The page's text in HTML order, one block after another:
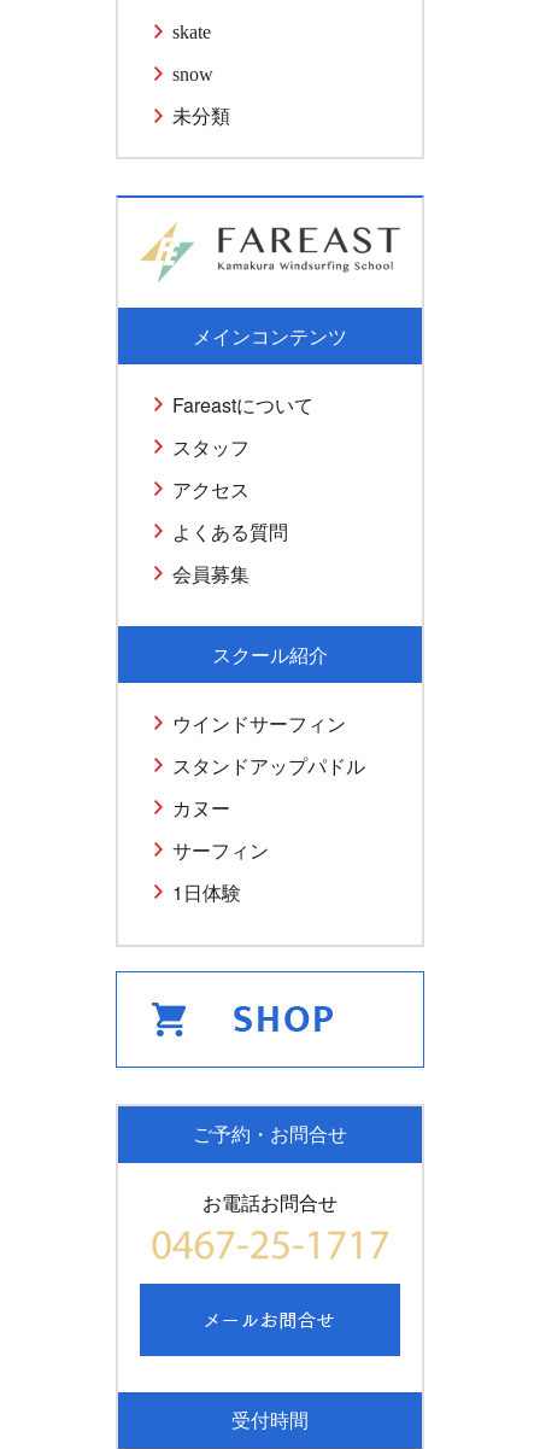
skate
snow
未分類
メインコンテンツ
Fareastについて
スタッフ
アクセス
よくある質問
会員募集
スクール紹介
ウインドサーフィン
スタンドアップパドル
カヌー
サーフィン
1日体験
ご予約・お問合せ
お電話お問合せ
受付時間